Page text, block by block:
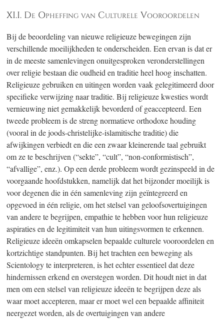
XI.I. De Opheffing van Culturele Vooroordelen
Bij de beoordeling van nieuwe religieuze bewegingen zijn
verschillende moeilijkheden te onderscheiden. Een ervan is dat er
in de meeste samenlevingen onuitgesproken veronderstellingen
over religie bestaan die oudheid en traditie heel hoog inschatten.
Religieuze gebruiken en uitingen worden vaak gelegitimeerd door
specifieke verwijzing naar traditie. Bij religieuze kwesties wordt
vernieuwing niet gemakkelijk bevorderd of geaccepteerd. Een
tweede probleem is de streng normatieve orthodoxe houding
(vooral in de joods-christelijke-islamitische traditie) die
afwijkingen verbiedt en die een zwaar kleinerende taal gebruikt
om ze te beschrijven (“sekte”, “cult”, “non-conformistisch”,
“afvallige”, enz.). Op een derde probleem wordt gezinspeeld in de
voorgaande hoofdstukken, namelijk dat het bijzonder moeilijk is
voor degenen die in één samenleving zijn geïntegreerd en
opgevoed in één religie, om het stelsel van geloofsovertuigingen
van andere te begrijpen, empathie te hebben voor hun religieuze
aspiraties en de legitimiteit van hun uitingsvormen te erkennen.
Religieuze ideeën omkapselen bepaalde culturele vooroordelen en
kortzichtige standpunten. Bij het trachten een beweging als
Scientology te interpreteren, is het echter essentieel dat deze
hindernissen erkend en overstegen worden. Dit houdt niet in dat
men om een stelsel van religieuze ideeën te begrijpen deze als
waar moet accepteren, maar er moet wel een bepaalde affiniteit
neergezet worden, als de overtuigingen van andere